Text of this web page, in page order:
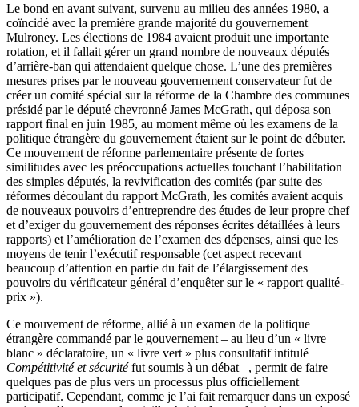
Le bond en avant suivant, survenu au milieu des années 1980, a
coïncidé avec la première grande majorité du gouvernement
Mulroney. Les élections de 1984 avaient produit une importante
rotation, et il fallait gérer un grand nombre de nouveaux députés
d’arrière-ban qui attendaient quelque chose. L’une des premières
mesures prises par le nouveau gouvernement conservateur fut de
créer un comité spécial sur la réforme de la Chambre des communes
présidé par le député chevronné James McGrath, qui déposa son
rapport final en juin 1985, au moment même où les examens de la
politique étrangère du gouvernement étaient sur le point de débuter.
Ce mouvement de réforme parlementaire présente de fortes
similitudes avec les préoccupations actuelles touchant l’habilitation
des simples députés, la revivification des comités (par suite des
réformes découlant du rapport McGrath, les comités avaient acquis
de nouveaux pouvoirs d’entreprendre des études de leur propre chef
et d’exiger du gouvernement des réponses écrites détaillées à leurs
rapports) et l’amélioration de l’examen des dépenses, ainsi que les
moyens de tenir l’exécutif responsable (cet aspect recevant
beaucoup d’attention en partie du fait de l’élargissement des
pouvoirs du vérificateur général d’enquêter sur le « rapport qualité-
prix »).
Ce mouvement de réforme, allié à un examen de la politique
étrangère commandé par le gouvernement – au lieu d’un « livre
blanc » déclaratoire, un « livre vert » plus consultatif intitulé
Compétitivité et sécuritéfut soumis à un débat –, permit de faire
quelques pas de plus vers un processus plus officiellement
participatif. Cependant, comme je l’ai fait remarquer dans un exposé